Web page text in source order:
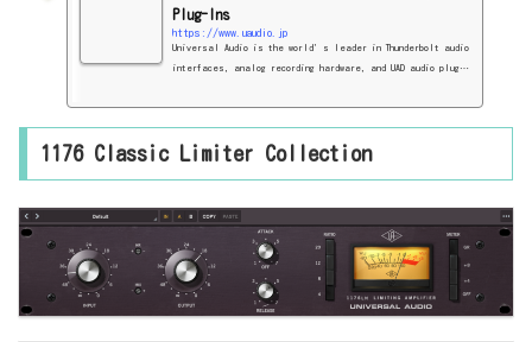
Plug-Ins
https://www.uaudio.jp
Universal Audio is the world’s leader in Thunderbolt audio
interfaces, analog recording hardware, and UAD audio plug-i
1176 Classic Limiter Collection